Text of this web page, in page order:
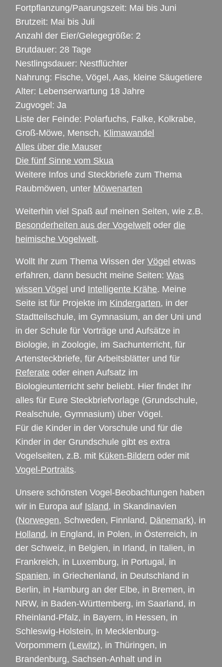
Fortpflanzung/Paarungszeit: Mai bis Juni
Brutzeit: Mai bis Juli
Anzahl der Eier/Gelegegröße: 2
Brutdauer: 28 Tage
Nestlingsdauer: Nestflüchter
Nahrung: Fische, Vögel, Aas, kleine Säugetiere
Alter: Lebenserwartung 18 Jahre
Zugvogel: Ja
Liste der Feinde: Polarfuchs, Falke, Kolkrabe,
Groß-Möwe, Mensch, Klimawandel
Alles über die Mauser
Die fünf Sinne vom Skua
Weitere Infos und Steckbriefe zum Thema
Raubmöwen, unter Möwenarten
Weiterhin viel Spaß auf meinen Seiten, wie z.B.
Besonderheiten aus der Vogelwelt oderdie
heimische Vogelwelt.
Wollt Ihr zum Thema Wissen derVögel etwas
erfahren, dann besucht meine Seiten:Was
wissen Vögel und Intelligente Krähe. Meine
Seite ist für Projekte im Kindergarten, in der
Stadtteilschule, im Gymnasium, an der Uni und
in der Schule für Vorträge und Aufsätze in
Biologie, in Zoologie, im Sachunterricht, für
Artensteckbriefe, für Arbeitsblätter und für
Referate oder einen Aufsatz im
Biologieunterricht sehr beliebt. Hier findet Ihr
alles für Eure Steckbriefvorlage (Grundschule,
Realschule, Gymnasium) über Vögel.
Für die Kinder in der Vorschule und für die
Kinder in der Grundschule gibt es extra
Vogelseiten, z.B. mit Küken-Bildern oder mit
Vogel-Portraits.
Unsere schönsten Vogel-Beobachtungen haben
wir in Europa auf Island, in Skandinavien
(Norwegen, Schweden, Finnland, Dänemark), in
Holland, in England, in Polen, in Österreich, in
der Schweiz, in Belgien, in Irland, in Italien, in
Frankreich, in Luxemburg, in Portugal, in
Spanien, in Griechenland, in Deutschland in
Berlin, in Hamburg an der Elbe, in Bremen, in
NRW, in Baden-Württemberg, im Saarland, in
Rheinland-Pfalz, in Bayern, in Hessen, in
Schleswig-Holstein, in Mecklenburg-
Vorpommern (Lewitz), in Thüringen, in
Brandenburg, Sachsen-Anhalt und in